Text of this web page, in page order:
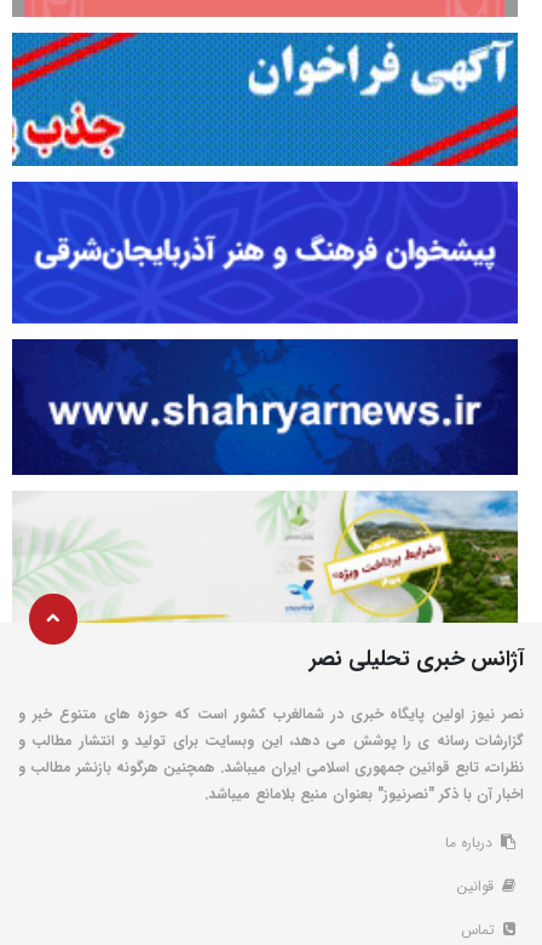
آژانس خبری تحلیلی نصر
نصر نیوز اولین پایگاه خبری در شمالغرب کشور است که حوزه های متنوع خبر و
گزارشات رسانه ی را پوشش می دهد، این وبسایت برای تولید و انتشار مطالب و
نظرات، تابع قوانین جمهوری اسلامی ایران میباشد. همچنین هرگونه بازنشر مطالب و
اخبار آن با ذکر "نصرنیوز" بعنوان منبع بلامانع میباشد.
درباره ما
قوانین
تماس